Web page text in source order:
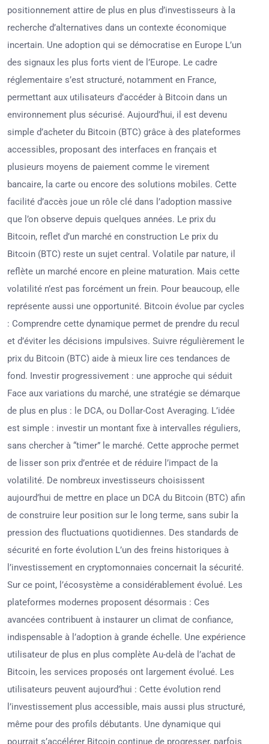
positionnement attire de plus en plus d’investisseurs à la
recherche d’alternatives dans un contexte économique
incertain. Une adoption qui se démocratise en Europe L’un
des signaux les plus forts vient de l’Europe. Le cadre
réglementaire s’est structuré, notamment en France,
permettant aux utilisateurs d’accéder à Bitcoin dans un
environnement plus sécurisé. Aujourd’hui, il est devenu
simple d’acheter du Bitcoin (BTC) grâce à des plateformes
accessibles, proposant des interfaces en français et
plusieurs moyens de paiement comme le virement
bancaire, la carte ou encore des solutions mobiles. Cette
facilité d’accès joue un rôle clé dans l’adoption massive
que l’on observe depuis quelques années. Le prix du
Bitcoin, reflet d’un marché en construction Le prix du
Bitcoin (BTC) reste un sujet central. Volatile par nature, il
reflète un marché encore en pleine maturation. Mais cette
volatilité n’est pas forcément un frein. Pour beaucoup, elle
représente aussi une opportunité. Bitcoin évolue par cycles
: Comprendre cette dynamique permet de prendre du recul
et d’éviter les décisions impulsives. Suivre régulièrement le
prix du Bitcoin (BTC) aide à mieux lire ces tendances de
fond. Investir progressivement : une approche qui séduit
Face aux variations du marché, une stratégie se démarque
de plus en plus : le DCA, ou Dollar-Cost Averaging. L’idée
est simple : investir un montant fixe à intervalles réguliers,
sans chercher à “timer” le marché. Cette approche permet
de lisser son prix d’entrée et de réduire l’impact de la
volatilité. De nombreux investisseurs choisissent
aujourd’hui de mettre en place un DCA du Bitcoin (BTC) afin
de construire leur position sur le long terme, sans subir la
pression des fluctuations quotidiennes. Des standards de
sécurité en forte évolution L’un des freins historiques à
l’investissement en cryptomonnaies concernait la sécurité.
Sur ce point, l’écosystème a considérablement évolué. Les
plateformes modernes proposent désormais : Ces
avancées contribuent à instaurer un climat de confiance,
indispensable à l’adoption à grande échelle. Une expérience
utilisateur de plus en plus complète Au-delà de l’achat de
Bitcoin, les services proposés ont largement évolué. Les
utilisateurs peuvent aujourd’hui : Cette évolution rend
l’investissement plus accessible, mais aussi plus structuré,
même pour des profils débutants. Une dynamique qui
pourrait s’accélérer Bitcoin continue de progresser, parfois